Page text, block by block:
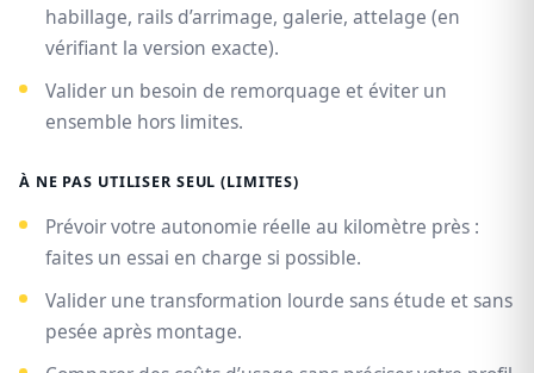
habillage, rails d’arrimage, galerie, attelage (en
vérifiant la version exacte).
Valider un besoin de remorquage et éviter un
ensemble hors limites.
À NE PAS UTILISER SEUL (LIMITES)
Prévoir votre autonomie réelle au kilomètre près :
faites un essai en charge si possible.
Valider une transformation lourde sans étude et sans
pesée après montage.